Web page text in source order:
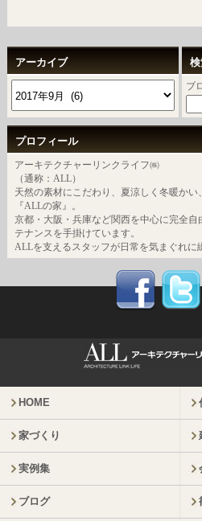
アーカイブ
ブ
プロフィール
アーキテクチャーリンクライフ㈱
（通称：ALL）
天然の素材にこだわり、夏涼しく冬暖か
『ALLの家』。
京都・大阪・兵庫など関西を中心に完全
テナンスを手掛けています。
ALLを支えるスタッフが日常を気まぐれに
HOME
家づくり
実例集
ブログ